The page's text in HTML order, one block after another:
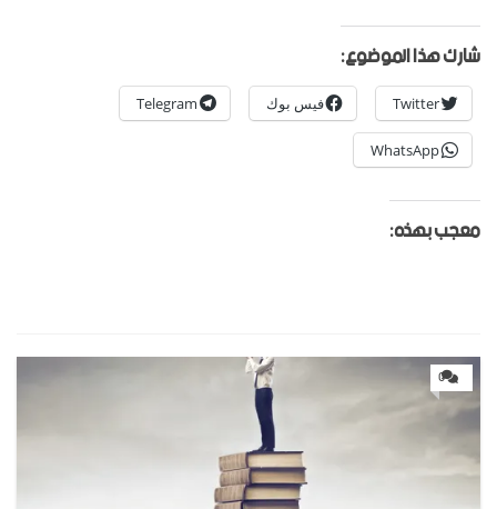
شارك هذا الموضوع:
Twitter فيس بوك Telegram
WhatsApp
معجب بهذه:
0